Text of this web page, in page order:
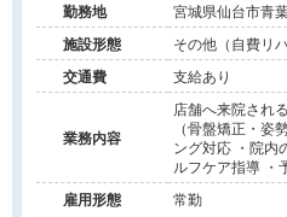
入れた成長企業でプロフェッシ
勤務地
宮城県仙台市青
イ名掛丁2号館
施設形態
その他（自費リ
交通費
支給あり
業務内容
店舗へ来院され
（骨盤矯正・姿
ング対応 ・院内
ルフケア指導 ・
雇用形態
常勤